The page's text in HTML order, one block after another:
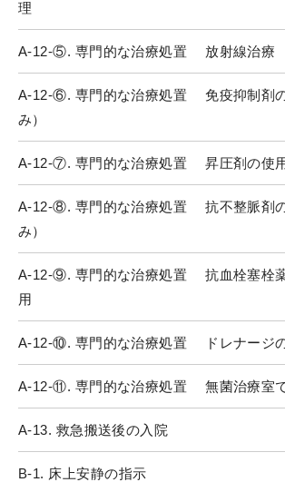
理
A-12-⑤. 専門的な治療処置 放射線治療
A-12-⑥. 専門的な治療処置 免疫抑制剤
み）
A-12-⑦. 専門的な治療処置 昇圧剤の使用
A-12-⑧. 専門的な治療処置 抗不整脈剤
み）
A-12-⑨. 専門的な治療処置 抗血栓塞栓
用
A-12-⑩. 専門的な治療処置 ドレナージ
A-12-⑪. 専門的な治療処置 無菌治療室
A-13. 救急搬送後の入院
B-1. 床上安静の指示